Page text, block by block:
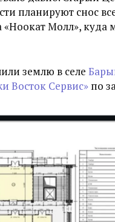
планируют снос
«Ноокат Молл»,
землю в селе
Восток Сервис» по